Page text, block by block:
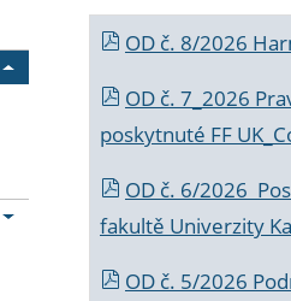
OD č. 8/2026
OD č. 7_2026
poskytnuté FF
OD č. 6/2026
fakultě Univerzity
OD č. 5/2026